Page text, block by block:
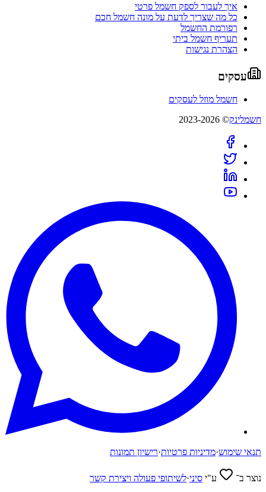
איך לעבור לספק חשמל פרטי
כל מה שצריך לדעת על מונה חשמל חכם
רפורמת החשמל
תעריף חשמל ביתי
הצהרת נגישות
עסקים
חשמל מוזל לעסקים
חשמלינק© 2023-2026
תנאי שימוש·מדיניות פרטיות·רישיון תמונות
נוצר ב־ ע"י סיני·לשיתופי פעולה ויצירת קשר